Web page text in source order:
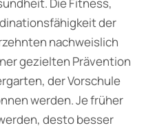
der
nachweislich
gezielten Prävention
der Vorschule
werden. Je früher
desto besser